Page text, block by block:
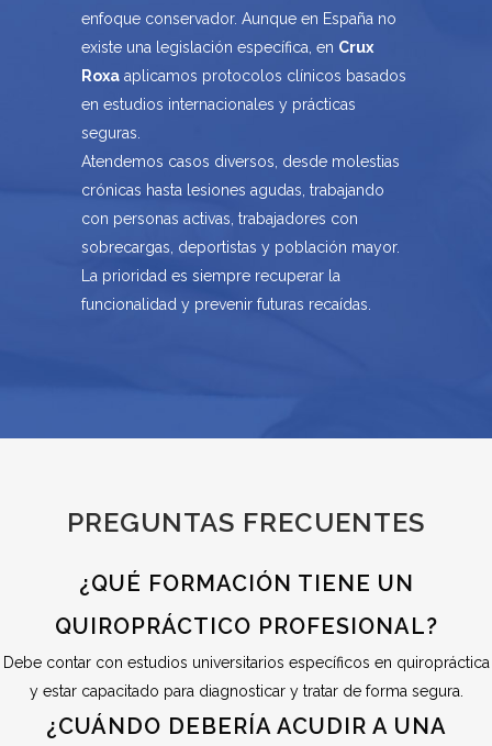
enfoque conservador. Aunque en España no
existe una legislación específica, en Crux
Roxa aplicamos protocolos clínicos basados
en estudios internacionales y prácticas
seguras.
Atendemos casos diversos, desde molestias
crónicas hasta lesiones agudas, trabajando
con personas activas, trabajadores con
sobrecargas, deportistas y población mayor.
La prioridad es siempre recuperar la
funcionalidad y prevenir futuras recaídas.
PREGUNTAS FRECUENTES
¿QUÉ FORMACIÓN TIENE UN
QUIROPRÁCTICO PROFESIONAL?
Debe contar con estudios universitarios específicos en quiropráctica
y estar capacitado para diagnosticar y tratar de forma segura.
¿CUÁNDO DEBERÍA ACUDIR A UNA